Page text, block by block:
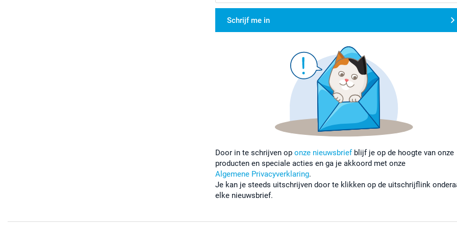
Schrijf me in
Door in te schrijven op onze nieuwsbriefblijf je op de hoogte van onze
producten en speciale acties en ga je akkoord met onze
Algemene Privacyverklaring.
Je kan je steeds uitschrijven door te klikken op de uitschrijflink
elke nieuwsbrief.